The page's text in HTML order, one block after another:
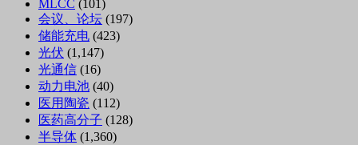
MLCC (101)
会议、论坛 (197)
储能充电 (423)
光伏 (1,147)
光通信 (16)
动力电池 (40)
医用陶瓷 (112)
医药高分子 (128)
半导体 (1,360)